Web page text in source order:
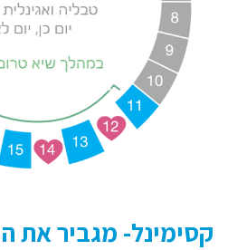
קסימינל- מגביר את